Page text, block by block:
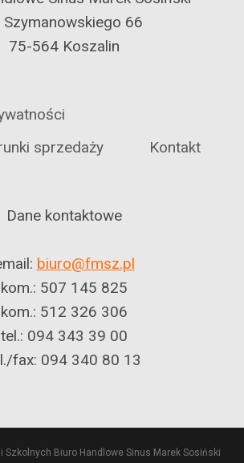
Szymanowskiego 66
75-564 Koszalin
sprzedaży
Kontakt
Dane kontaktowe
biuro@fmsz.pl
kom.: 507 145 825
kom.: 512 326 306
tel.: 094 343 39 00
fax: 094 340 80 13
Szkolnych Biuro Handlowe Sinus Marek Sosiński